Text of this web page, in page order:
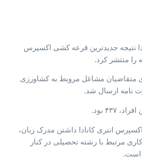
نتیجه جدیدترین قرعه کشی اکسپرس
را منتشر کرد.
متقاضیان مشاغل مروبط به کشاورزی
۴۳۷ بود.
انتری کانادا داشتن مدرک زبان،
مرتبط با رشته تحصیلی در کنار
است.